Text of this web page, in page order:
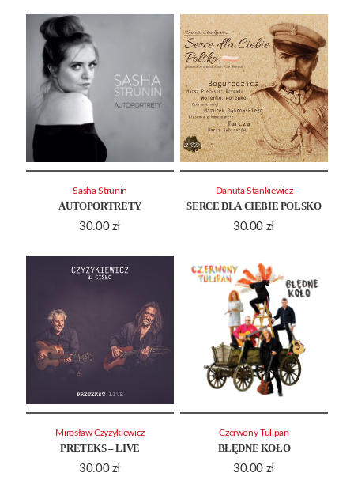
AUTOPORTRETY
30.00 zł
Sasha Strunin
SERCE DLA CIEBIE POLSKO
30.00 zł
Danuta Stankiewicz
PRETEKS – LIVE
30.00 zł
Mirosław Czyżykiewicz
BŁĘDNE KOŁO
30.00 zł
Czerwony Tulipan